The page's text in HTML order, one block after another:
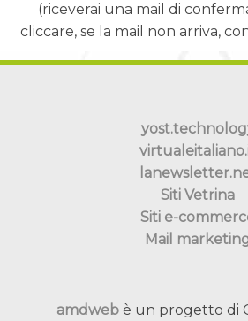
(riceverai una mail di
cliccare, se la mail non arriva,
Siti Vetrina
Siti e-
Mail
amdwebè un progetto di